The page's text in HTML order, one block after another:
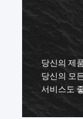
당신의 제
당신의 모
서비스도